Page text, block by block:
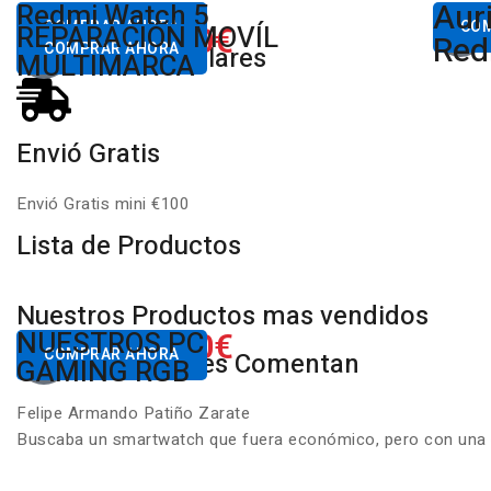
Desde80,00€
COMPRAR AHORA
Redmi Watch 5
Xiaomi
Desde650.00€
COMPRAR AHORA
REPARACIÓN MOVÍL
MULTIMARCA
Productos Populares
Envió Gratis
Envió Gratis mini €100
Lista de Productos
Nuestros Productos mas vendidos
Desde650.00€
COMPRAR AHORA
NUESTROS PC
GAMING RGB
Nuestros Clientes Comentan
Felipe Armando Patiño Zarate
Buscaba un smartwatch que fuera económico, pero con